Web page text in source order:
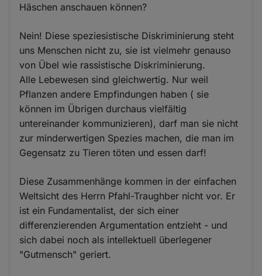
Häschen anschauen können?
Nein! Diese speziesistische Diskriminierung steht
uns Menschen nicht zu, sie ist vielmehr genauso
von Übel wie rassistische Diskriminierung.
Alle Lebewesen sind gleichwertig. Nur weil
Pflanzen andere Empfindungen haben ( sie
können im Übrigen durchaus vielfältig
untereinander kommunizieren), darf man sie nicht
zur minderwertigen Spezies machen, die man im
Gegensatz zu Tieren töten und essen darf!
Diese Zusammenhänge kommen in der einfachen
Weltsicht des Herrn Pfahl-Traughber nicht vor. Er
ist ein Fundamentalist, der sich einer
differenzierenden Argumentation entzieht - und
sich dabei noch als intellektuell überlegener
"Gutmensch" geriert.